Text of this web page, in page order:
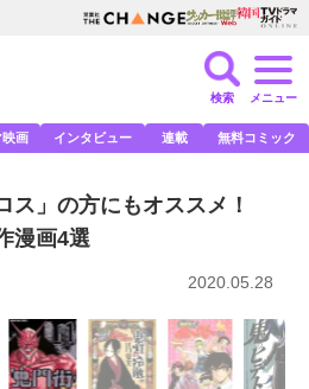
検索 メニュー
映画 インタビュー 連載 無料コミック
ス」の方にもオススメ！
漫画4選
2020.05.28